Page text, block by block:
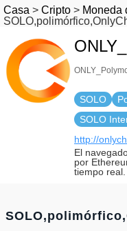
Casa > Cripto > Moneda
SOLO
SOLO
http://
El
por
tiempo real.